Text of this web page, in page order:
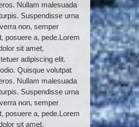
Nullam malesuada
Suspendisse urna
non, semper
posuere a, pede.Lorem
sit amet,
adipiscing elit.
Quisque volutpat
Nullam malesuada
Suspendisse urna
non, semper
posuere a, pede.Lorem
sit amet,